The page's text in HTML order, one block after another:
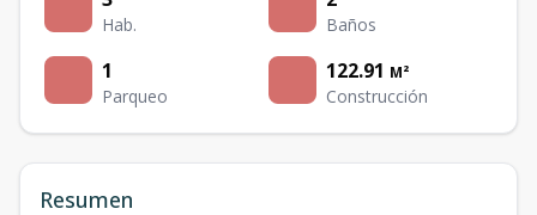
Hab. Baños
1
Parqueo
122.91 M²
Construcción
Resumen